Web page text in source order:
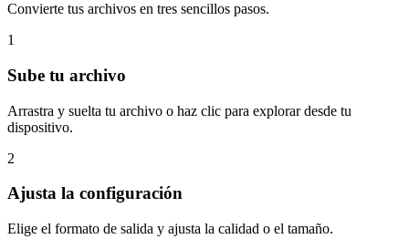
Convierte tus archivos en tres sencillos pasos.
1
Sube tu archivo
Arrastra y suelta tu archivo o haz clic para explorar desde tu
dispositivo.
2
Ajusta la configuración
Elige el formato de salida y ajusta la calidad o el tamaño.